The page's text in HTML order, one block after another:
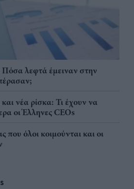
Πόσα λεφτά έμειναν στην
νέα ρίσκα: Τι έχουν να
οι Έλληνες CEOs
όλοι κοιμούνται και οι